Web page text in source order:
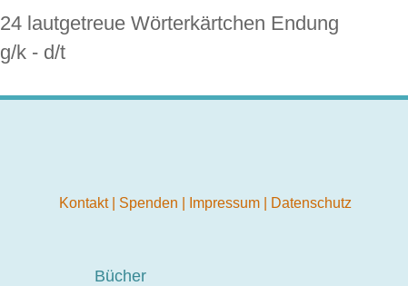
24 lautgetreue Wörterkärtchen Endung
g/k - d/t
Kontakt Spenden Impressum Datenschutz
Bücher